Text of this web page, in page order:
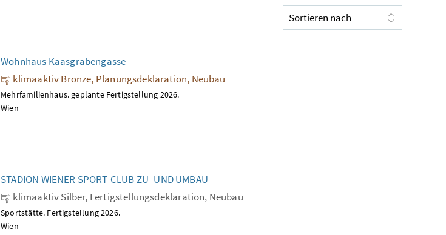
Wohnhaus Kaasgrabengasse
klimaaktiv Bronze, Planungsdeklaration, Neubau
Mehrfamilienhaus. geplante Fertigstellung 2026.
Wien
STADION WIENER SPORT-CLUB ZU- UND UMBAU
klimaaktiv Silber, Fertigstellungsdeklaration, Neubau
Sportstätte. Fertigstellung 2026.
Wien